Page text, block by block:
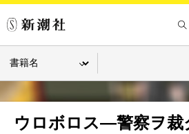
ウロボロス―警察ヲ裁